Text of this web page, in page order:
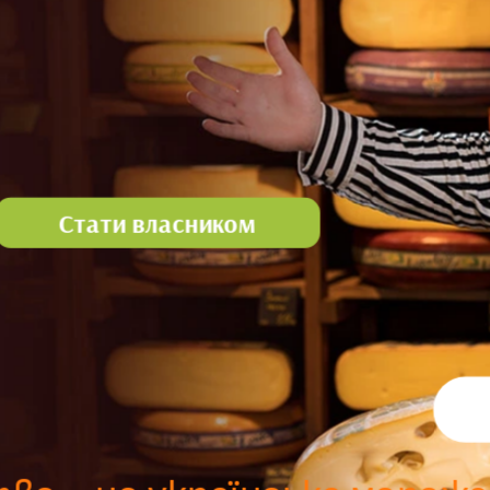
Стати власником